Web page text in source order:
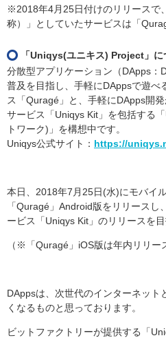
※2018年4月25日付けのリリースで
称）」としていたサービスは「
「Uniqys(ユニキス) Project」に
分散型アプリケーション（DApps：
普及を目指し、手軽にDAppsで遊べ
ス「Quragé」と、手軽にDApps開
サービス「Uniqys Kit」を包括する
トワーク)」を構想中です。
Uniqys公式サイト： https://
本日、2018年7月25日(水)にモバイ
「Quragé」Android版をリリース
ービス「Uniqys Kit」のリリースを目
（※「Quragé」iOS版は年内リリー
DAppsは、次世代のインターネット
くなるものと思っております。
ビットファクトリーが提供する「